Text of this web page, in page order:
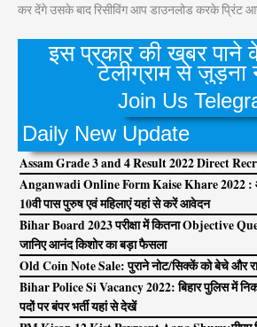
कर देंगे उसके बाद रिसीविंग आप डाउनलोड करके प्रिंट
इस प्रकार की खबर पाने
टेलीग्राम से
Join Us
Daily New Update
Assam Grade 3 and 4 Result 2022 Direct
Anganwadi Online Form Kaise Khare 2022 :
10वी पास पुरुष एवं महिलाएं यहां से करें आवेदन
Bihar Board 2023 परीक्षा में कितना Objective
जानिए आनंद किशोर का बड़ा फैसला
Old Coin Note Sale: पुराने नोट/सिक्कें को बेचे और
Bihar Police Si Vacancy 2022: बिहार पुलिस में
पदों पर बंपर भर्ती यहां से देखें